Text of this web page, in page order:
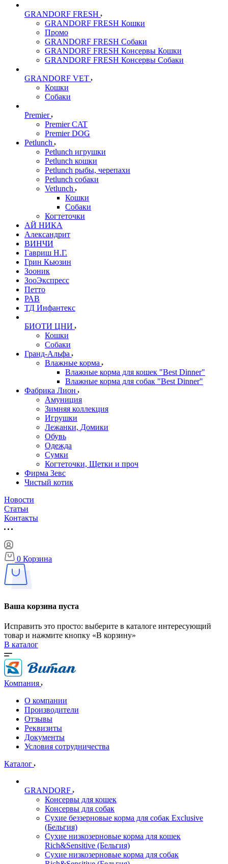
GRANDORF FRESH
GRANDORF FRESH Кошки
Промо
GRANDORF FRESH Собаки
GRANDORF FRESH Консервы Кошки
GRANDORF FRESH Консервы Собаки
GRANDORF VET
Кошки
Собаки
Premier
Premier CAT
Premier DOG
Petlunch
Petlunch игрушки
Petlunch кошки
Petlunch рыбы, черепахи
Petlunch собаки
Vetlunch
Кошки
Собаки
Когтеточки
АЙ НИКА
Александрит
ВИНЧИ
Гавриш Н.Г.
Грин Кьюзин
Зооник
ЗооЭкспресс
Петто
РАВ
ТД Инфантекс
БИОТИ ЦНИ
Кошки
Собаки
Гранд-Альфа
Влажные корма
Влажные корма для кошек "Best Dinner"
Влажные корма для собак "Best Dinner"
Фабрика Лион
Амуниция
Зимняя коллекция
Игрушки
Лежанки, Домики
Обувь
Одежда
Сумки
Когтеточки, Щетки и проч
Фирма Зевс
Чистый котик
Новости
Статьи
Контакты
0 Корзина
Ваша корзина пуста
Исправить это просто: выберите в каталоге интересующий
товар и нажмите кнопку «В корзину»
В каталог
Компания
О компании
Производители
Отзывы
Реквизиты
Документы
Условия сотрудничества
Каталог
GRANDORF
Консервы для кошек
Консервы для собак
Сухие беззерновые корма для собак Exclusive
(Бельгия)
Сухие низкозерновые корма для кошек
Rich&Sensitive (Бельгия)
Сухие низкозерновые корма для собак